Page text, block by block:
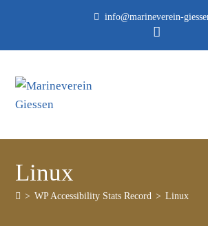
info@marineverein-
Linux
> WP Accessibility Stats Record > Linux